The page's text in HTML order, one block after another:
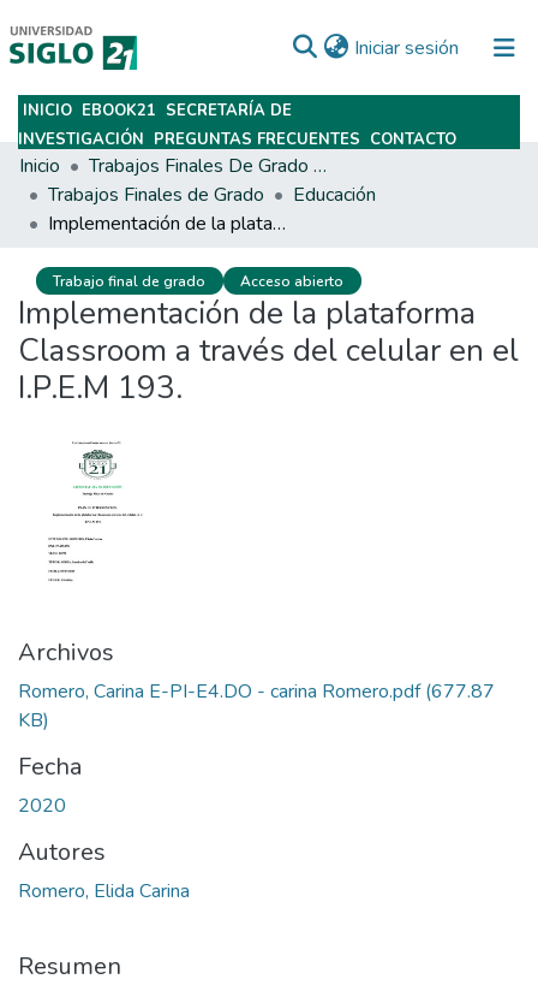
Iniciar sesión (current)
Subir
INICIO EBOOK21 SECRETARÍA DE
INVESTIGACIÓN PREGUNTAS FRECUENTES CONTACTO
Inicio
Trabajos Finales De Grado Y Posgrado
Trabajos Finales de Grado
Educación
Implementación de la plataforma Classroom a través del celular en el I.P.E.M 193.
Trabajo final de grado Acceso abierto
Implementación de la plataforma
Classroom a través del celular en el
I.P.E.M 193.
Archivos
Romero, Carina E-PI-E4.DO - carina Romero.pdf(677.87
KB)
Fecha
2020
Autores
Romero, Elida Carina
Resumen